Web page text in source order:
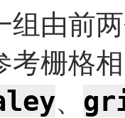
组由前
考栅格
、